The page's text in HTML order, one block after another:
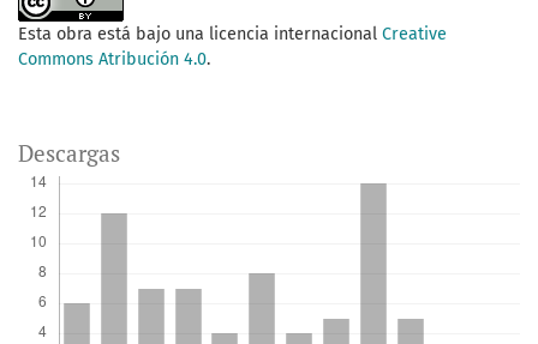
Esta obra está bajo una licencia internacional Creative
Commons Atribución 4.0.
Descargas